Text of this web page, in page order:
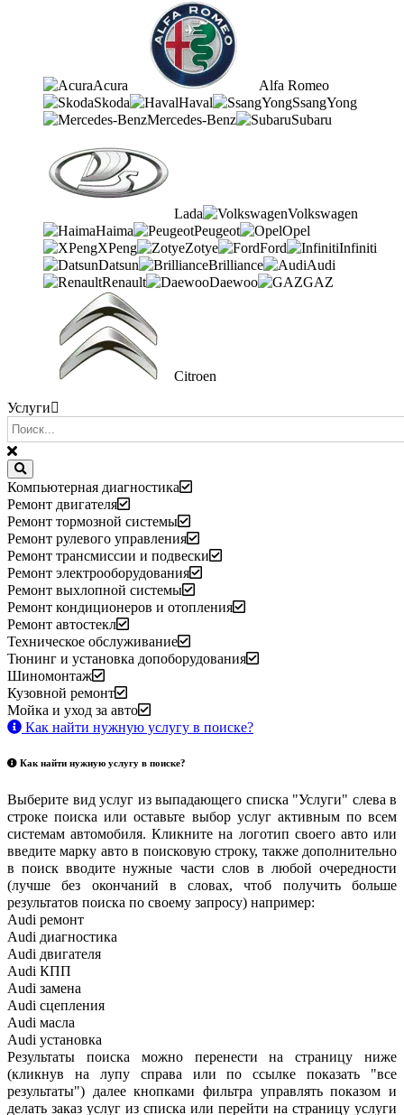
Acura
Alfa Romeo
Skoda
Haval
SsangYong
Mercedes-Benz
Subaru
Lada
Volkswagen
Haima
Peugeot
Opel
XPeng
Zotye Ford
Infiniti
Datsun
Brilliance
Audi
Renault
Daewoo GAZ
Citroen
Услуги
Компьютерная диагностика
Ремонт двигателя
Ремонт тормозной системы
Ремонт рулевого управления
Ремонт трансмиссии и подвески
Ремонт электрооборудования
Ремонт выхлопной системы
Ремонт кондиционеров и отопления
Ремонт автостекл
Техническое обслуживание
Тюнинг и установка допоборудования
Шиномонтаж
Кузовной ремонт
Мойка и уход за авто
Как найти нужную услугу в поиске?
Как найти нужную услугу в поиске?
Выберите вид услуг из выпадающего списка "Услуги" слева в
строке поиска или оставьте выбор услуг активным по всем
системам автомобиля. Кликните на логотип своего авто или
введите марку авто в поисковую строку, также дополнительно
в поиск вводите нужные части слов в любой очередности
(лучше без окончаний в словах, чтоб получить больше
результатов поиска по своему запросу) например:
Audi ремонт
Audi диагностика
Audi двигателя
Audi КПП
Audi замена
Audi сцепления
Audi масла
Audi установка
Результаты поиска можно перенести на страницу ниже
(кликнув на лупу справа или по ссылке показать "все
результаты") далее кнопками фильтра управлять показом и
делать заказ услуг из списка или перейти на страницу услуги